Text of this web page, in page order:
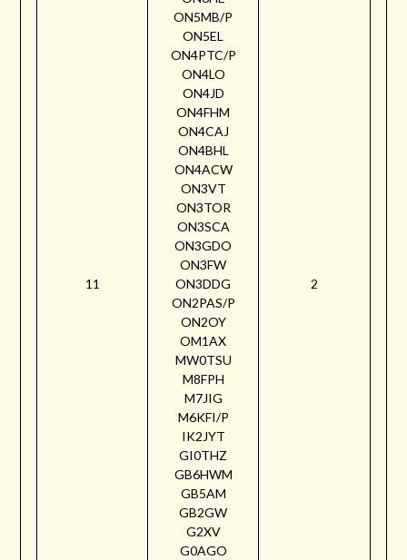
11
ON5MB/P
ON5EL
ON4PTC/P
ON4LO
ON4JD
ON4FHM
ON4CAJ
ON4BHL
ON4ACW
ON3VT
ON3TOR
ON3SCA
ON3GDO
ON3FW
ON3DDG
ON2PAS/P
ON2OY
OM1AX
MW0TSU
M8FPH
M7JIG
M6KFI/P
IK2JYT
GI0THZ
GB6HWM
GB5AM
GB2GW
G2XV
G0AGO
2